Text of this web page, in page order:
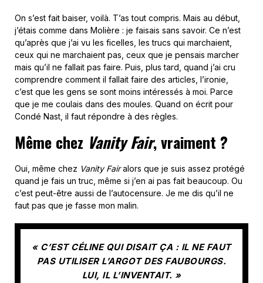
On s’est fait baiser, voilà. T’as tout compris. Mais au début,
j’étais comme dans Molière : je faisais sans savoir. Ce n’est
qu’après que j’ai vu les ficelles, les trucs qui marchaient,
ceux qui ne marchaient pas, ceux que je pensais marcher
mais qu’il ne fallait pas faire. Puis, plus tard, quand j’ai cru
comprendre comment il fallait faire des articles, l’ironie,
c’est que les gens se sont moins intéressés à moi. Parce
que je me coulais dans des moules. Quand on écrit pour
Condé Nast, il faut répondre à des règles.
Même chez Vanity Fair, vraiment ?
Oui, même chez Vanity Fairalors que je suis assez protégé
quand je fais un truc, même si j’en ai pas fait beaucoup. Ou
c’est peut-être aussi de l’autocensure. Je me dis qu’il ne
faut pas que je fasse mon malin.
« C’EST CÉLINE QUI DISAIT ÇA : IL NE FAUT
PAS UTILISER L’ARGOT DES FAUBOURGS.
LUI, IL L’INVENTAIT. »